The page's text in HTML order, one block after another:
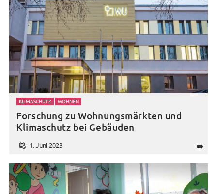
d
1. Juni 2023
KLIMASCHUTZ WOHNEN
Forschung zu Wohnungsmärkten und
Klimaschutz bei Gebäuden